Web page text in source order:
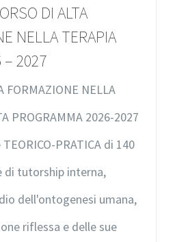
DI ALTA
NELLA TERAPIA
– 2027
FORMAZIONE NELLA
PROGRAMMA 2026-2027
PRATICA di 140
di tutorship interna,
dell'ontogenesi umana,
riflessa e delle sue